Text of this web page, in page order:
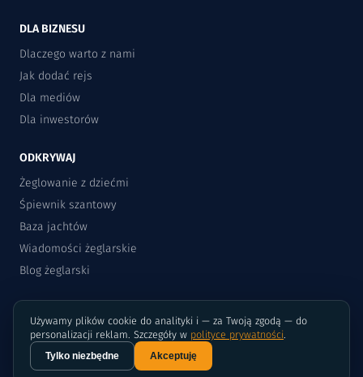
Używamy plików cookie do analityki i — za Twoją zgodą — do
personalizacji reklam. Szczegóły w polityce prywatności.
Tylko niezbędne Akceptuję
DLA BIZNESU
Dlaczego warto z nami
Jak dodać rejs
Dla mediów
Dla inwestorów
ODKRYWAJ
Żeglowanie z dziećmi
Śpiewnik szantowy
Baza jachtów
Wiadomości żeglarskie
Blog żeglarski
©2015-2026 Rejsomat.pl